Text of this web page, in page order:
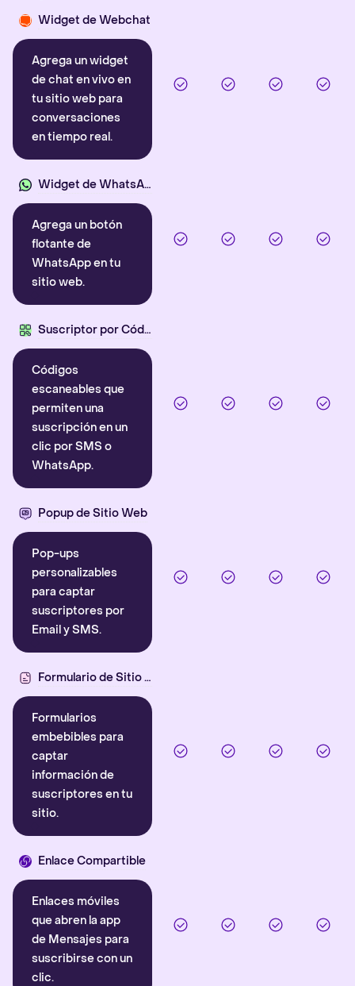
Widget de Webchat
Agrega un widget
de chat en vivo en
tu sitio web para
conversaciones
en tiempo real.
Widget de WhatsApp
Agrega un botón
flotante de
WhatsApp en tu
sitio web.
Suscriptor por Código QR
Códigos
escaneables que
permiten una
suscripción en un
clic por SMS o
WhatsApp.
Popup de Sitio Web
Pop-ups
personalizables
para captar
suscriptores por
Email y SMS.
Formulario de Sitio Web
Formularios
embebibles para
captar
información de
suscriptores en tu
sitio.
Enlace Compartible
Enlaces móviles
que abren la app
de Mensajes para
suscribirse con un
clic.